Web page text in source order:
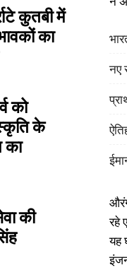
कुतबी में
का
को
के
का
की
नए
रहे
यह